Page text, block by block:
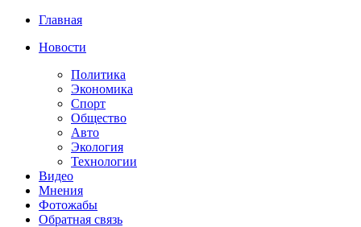
Главная
Новости
Политика
Экономика
Спорт
Общество
Авто
Экология
Технологии
Видео
Мнения
Фотожабы
Обратная связь